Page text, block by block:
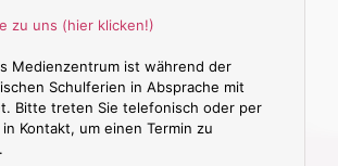
zu uns (hier klicken!)
Medienzentrum ist während der
Schulferien in Absprache mit
Bitte treten Sie telefonisch oder per
Kontakt, um einen Termin zu